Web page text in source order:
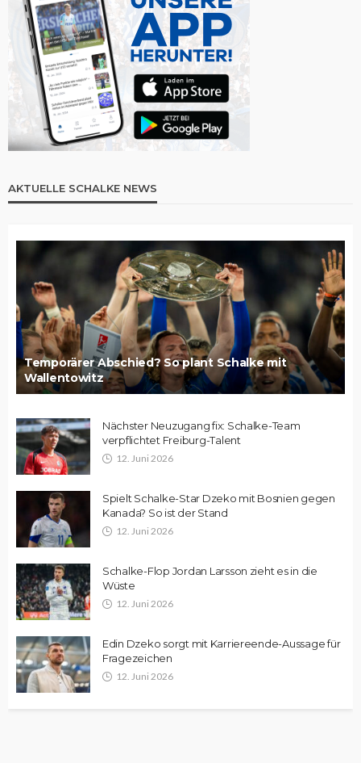
AKTUELLE SCHALKE NEWS
Temporärer Abschied? So plant Schalke mit
Wallentowitz
Nächster Neuzugang fix: Schalke-Team
verpflichtet Freiburg-Talent
12. Juni 2026
Spielt Schalke-Star Dzeko mit Bosnien gegen
Kanada? So ist der Stand
12. Juni 2026
Schalke-Flop Jordan Larsson zieht es in die
Wüste
12. Juni 2026
Edin Dzeko sorgt mit Karriereende-Aussage für
Fragezeichen
12. Juni 2026